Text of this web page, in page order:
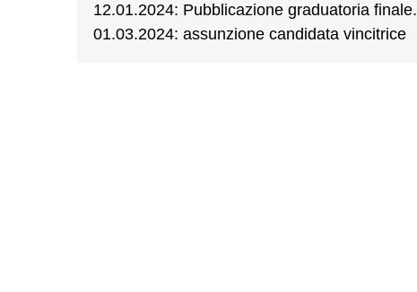
12.01.2024: Pubblicazione graduatoria finale.
01.03.2024: assunzione candidata vincitrice